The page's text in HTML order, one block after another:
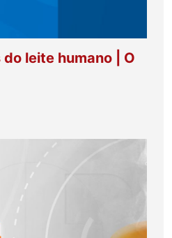
leite humano | O